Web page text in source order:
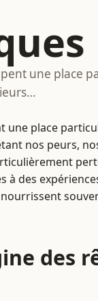
une place
une place
nos peurs,
à des
des